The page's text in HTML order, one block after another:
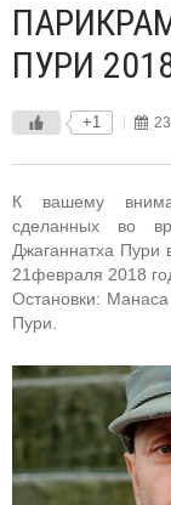
ПУРИ
+1
К вашему
сделанных во
Джаганнатха Пури
21февраля 2018
Остановки:
Пури.